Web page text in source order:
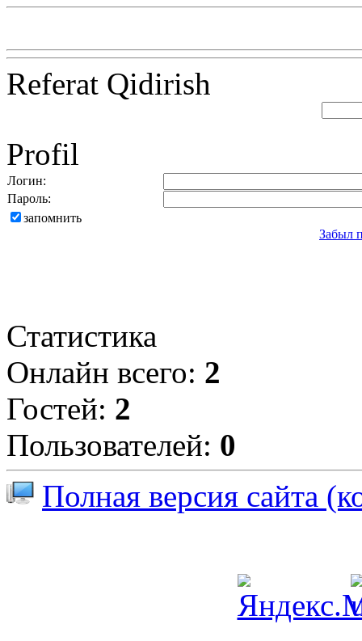
Referat Qidirish
Profil
Логин:
Пароль:
запомнить
Забыл
Статистика
Онлайн всего: 2
Гостей: 2
Пользователей: 0
Полная версия сайта